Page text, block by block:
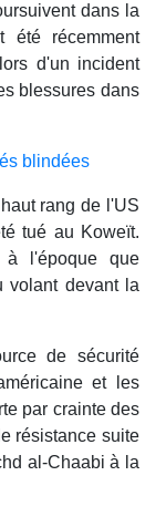
dans la
été récemment
d'un incident
blessures dans
blindées
rang de l'US
tué au Koweït.
à l'époque que
volant devant la
de sécurité
et les
par crainte des
résistance suite
al-Chaabi à la